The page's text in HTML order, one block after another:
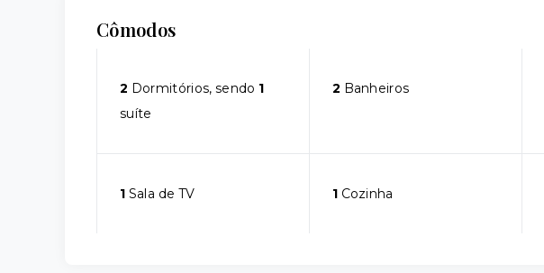
Cômodos
2 Dormitórios, sendo 1
suíte
2 Banheiros
1 Sala de TV 1Cozinha